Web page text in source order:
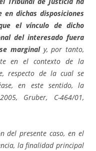
en dichas disposiciones
el vínculo de dicho
del interesado fuera
marginaly, por tanto,
en el contexto de la
respecto de la cual se
en este sentido, la
Gruber, C-464/01,
del presente caso, en el
la finalidad principal